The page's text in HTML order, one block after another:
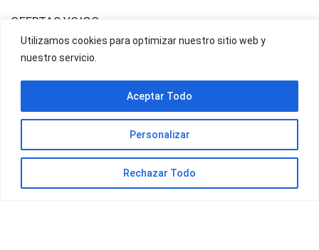
Utilizamos cookies para optimizar nuestro sitio web y
nuestro servicio.
Personalizar
Rechazar Todo
Aceptar Todo
OFERTAS YOIGO